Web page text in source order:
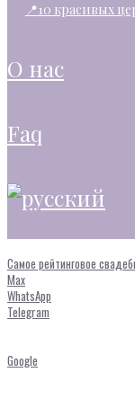
📍10 красивых
о нас
faq
Самое рейтинговое
Max
WhatsApp
Telegram
Google